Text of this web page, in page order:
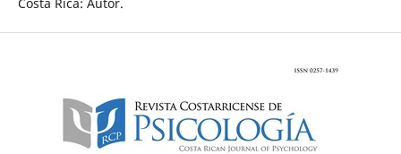
Costa Rica: Autor.